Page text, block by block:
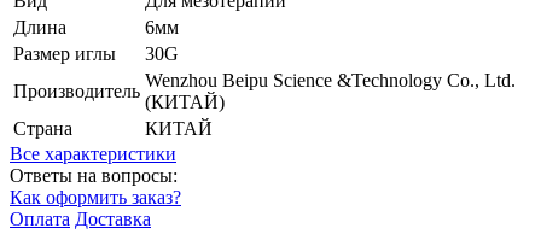
Длина
6мм
Размер иглы
30G
Производитель
Wenzhou Beipu Science &Technology Co., Ltd.
(КИТАЙ)
Страна
КИТАЙ
Все характеристики
Ответы на вопросы:
Как оформить заказ?
Оплата Доставка